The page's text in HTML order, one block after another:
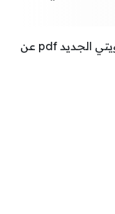
يتم تحميل قانون الخدمة المدنية الكويتي الجديد pdf عن